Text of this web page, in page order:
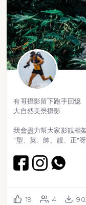
有哥攝影留下跑手回憶
大自然美景攝影
我會盡力幫大家影靚相
"型、英、帥、靚、正"
19 4